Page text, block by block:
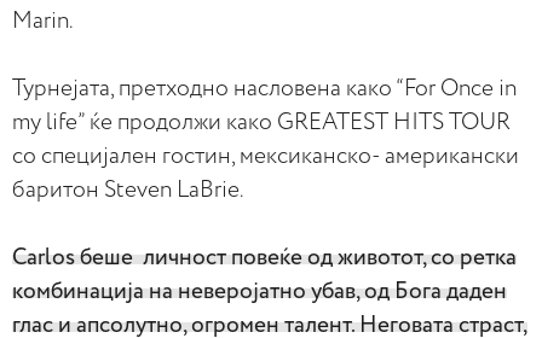
Marin.
Турнејата, претходно насловена како “For Once in
my life” ќе продолжи како GREATEST HITS TOUR
со специјален гостин, мексиканско- американски
баритон Steven LaBrie.
Carlos беше личност повеќе од животот, со ретка
комбинација на неверојатно убав, од Бога даден
глас и апсолутно, огромен талент. Неговата страст,